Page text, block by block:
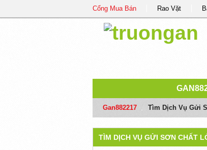
Cổng Mua Bán Rao Vặt
Gan882217 Tìm Dịch Vụ Gửi
TÌM DỊCH VỤ GỬI SƠN CHẤT